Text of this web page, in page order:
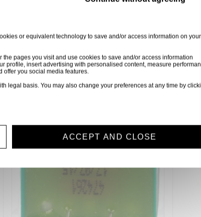
pour vous
or equivalent technology to save and/or access information on your
pages you visit and use cookies to save and/or access information
profile, insert advertising with personalised content, measure
offer you social media features.
legal basis. You may also change your preferences at any time by
ACCEPT AND CLOSE